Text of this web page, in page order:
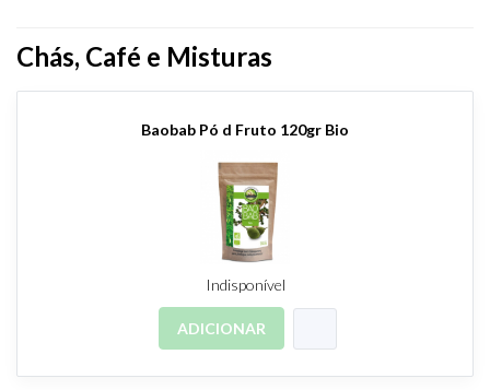
Chás, Café e Misturas
Baobab Pó d Fruto 120gr Bio
Indisponível
ADICIONAR